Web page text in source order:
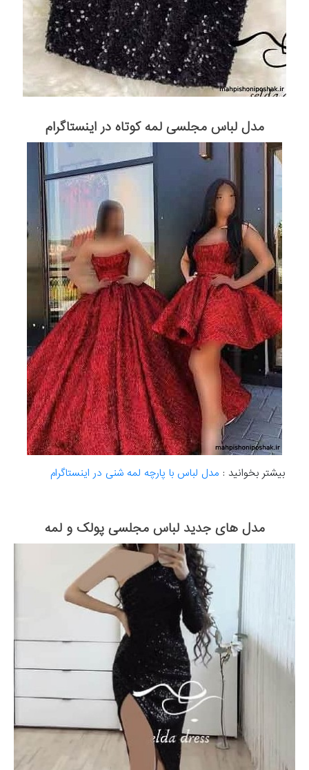
مدل لباس مجلسی لمه کوتاه در اینستاگرام
بیشتر بخوانید : مدل لباس با پارچه لمه شنی در اینستاگرام
مدل های جدید لباس مجلسی پولک و لمه